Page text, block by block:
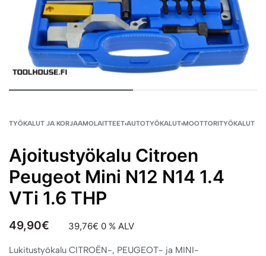
TYÖKALUT JA KORJAAMOLAITTEET›AUTOTYÖKALUT›MOOTTORITYÖKALUT
Ajoitustyökalu Citroen
Peugeot Mini N12 N14 1.4
VTi 1.6 THP
49,90€ 39,76€ 0 % ALV
Lukitustyökalu CITROËN-, PEUGEOT- ja MINI-